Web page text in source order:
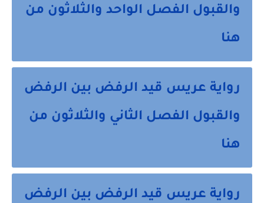
والقبول الفصل الواحد والثلاثون من
هنا
رواية عريس قيد الرفض بين الرفض
والقبول الفصل الثاني والثلاثون من
هنا
رواية عريس قيد الرفض بين الرفض